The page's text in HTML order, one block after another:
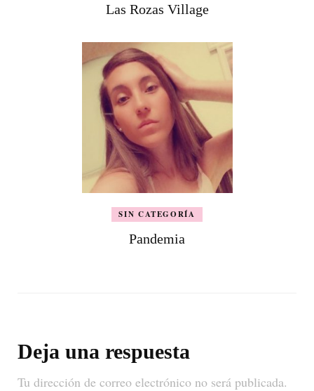
Las Rozas Village
SIN CATEGORÍA
Pandemia
Deja una respuesta
Tu dirección de correo electrónico no será publicada.